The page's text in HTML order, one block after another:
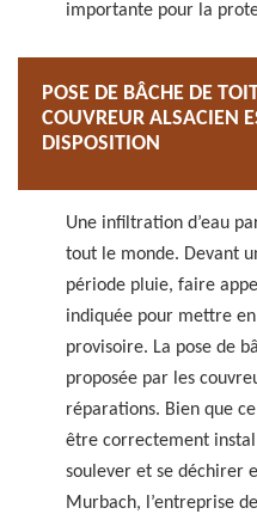
importante pour la
POSE DE BÂCHE DE
COUVREUR ALSACIEN
DISPOSITION
Une infiltration d’eau
tout le monde. Devant
période pluie, faire
indiquée pour mettre
provisoire. La pose de
proposée par les
réparations. Bien que
être correctement
soulever et se déchirer
Murbach, l’entreprise